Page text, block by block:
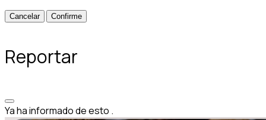
Confirme
Reportar
Ya ha informado de esto .